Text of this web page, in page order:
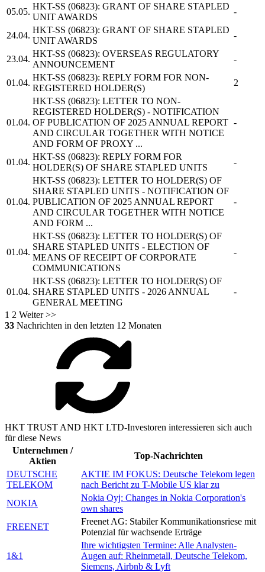
05.05.
HKT-SS (06823): GRANT OF SHARE STAPLED
UNIT AWARDS
-
24.04.
HKT-SS (06823): GRANT OF SHARE STAPLED
UNIT AWARDS
-
23.04.
HKT-SS (06823): OVERSEAS REGULATORY
ANNOUNCEMENT
-
01.04.
HKT-SS (06823): REPLY FORM FOR NON-
REGISTERED HOLDER(S)
2
01.04.
HKT-SS (06823): LETTER TO NON-
REGISTERED HOLDER(S) - NOTIFICATION
OF PUBLICATION OF 2025 ANNUAL REPORT
AND CIRCULAR TOGETHER WITH NOTICE
AND FORM OF PROXY ...
-
01.04.
HKT-SS (06823): REPLY FORM FOR
HOLDER(S) OF SHARE STAPLED UNITS
-
01.04.
HKT-SS (06823): LETTER TO HOLDER(S) OF
SHARE STAPLED UNITS - NOTIFICATION OF
PUBLICATION OF 2025 ANNUAL REPORT
AND CIRCULAR TOGETHER WITH NOTICE
AND FORM ...
-
01.04.
HKT-SS (06823): LETTER TO HOLDER(S) OF
SHARE STAPLED UNITS - ELECTION OF
MEANS OF RECEIPT OF CORPORATE
COMMUNICATIONS
-
01.04.
HKT-SS (06823): LETTER TO HOLDER(S) OF
SHARE STAPLED UNITS - 2026 ANNUAL
GENERAL MEETING
-
1 2 Weiter >>
33 Nachrichten in den letzten 12 Monaten
HKT TRUST AND HKT LTD-Investoren interessieren sich auch
für diese News
Unternehmen /
Aktien
Top-Nachrichten
DEUTSCHE
TELEKOM
AKTIE IM FOKUS: Deutsche Telekom legen
nach Bericht zu T-Mobile US klar zu
NOKIA
Nokia Oyj: Changes in Nokia Corporation's
own shares
FREENET
Freenet AG: Stabiler Kommunikationsriese mit
Potenzial für wachsende Erträge
1&1
Ihre wichtigsten Termine: Alle Analysten-
Augen auf: Rheinmetall, Deutsche Telekom,
Siemens, Airbnb & Lyft